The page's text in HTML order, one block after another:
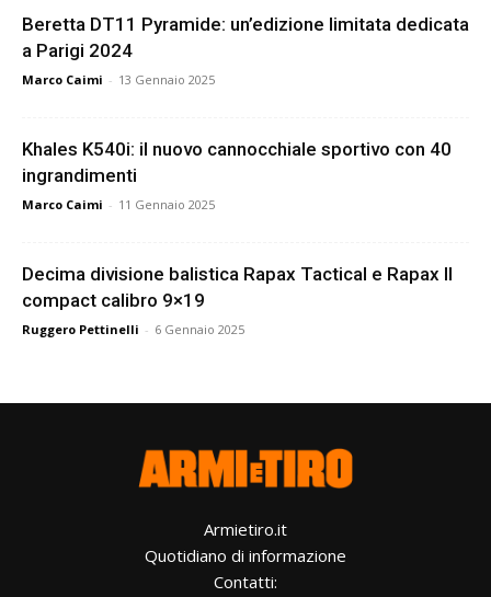
Beretta DT11 Pyramide: un’edizione limitata dedicata
a Parigi 2024
Marco Caimi - 13 Gennaio 2025
Khales K540i: il nuovo cannocchiale sportivo con 40
ingrandimenti
Marco Caimi - 11 Gennaio 2025
Decima divisione balistica Rapax Tactical e Rapax II
compact calibro 9×19
Ruggero Pettinelli - 6 Gennaio 2025
Armietiro.it
Quotidiano di informazione
Contatti: